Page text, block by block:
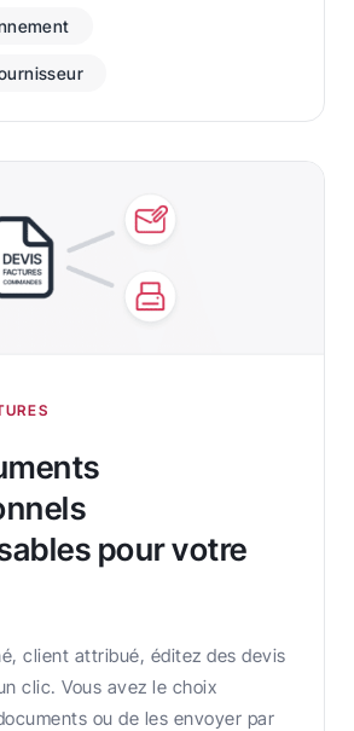
pour votre
client attribué, éditez des devis
clic. Vous avez le choix
ou de les envoyer par